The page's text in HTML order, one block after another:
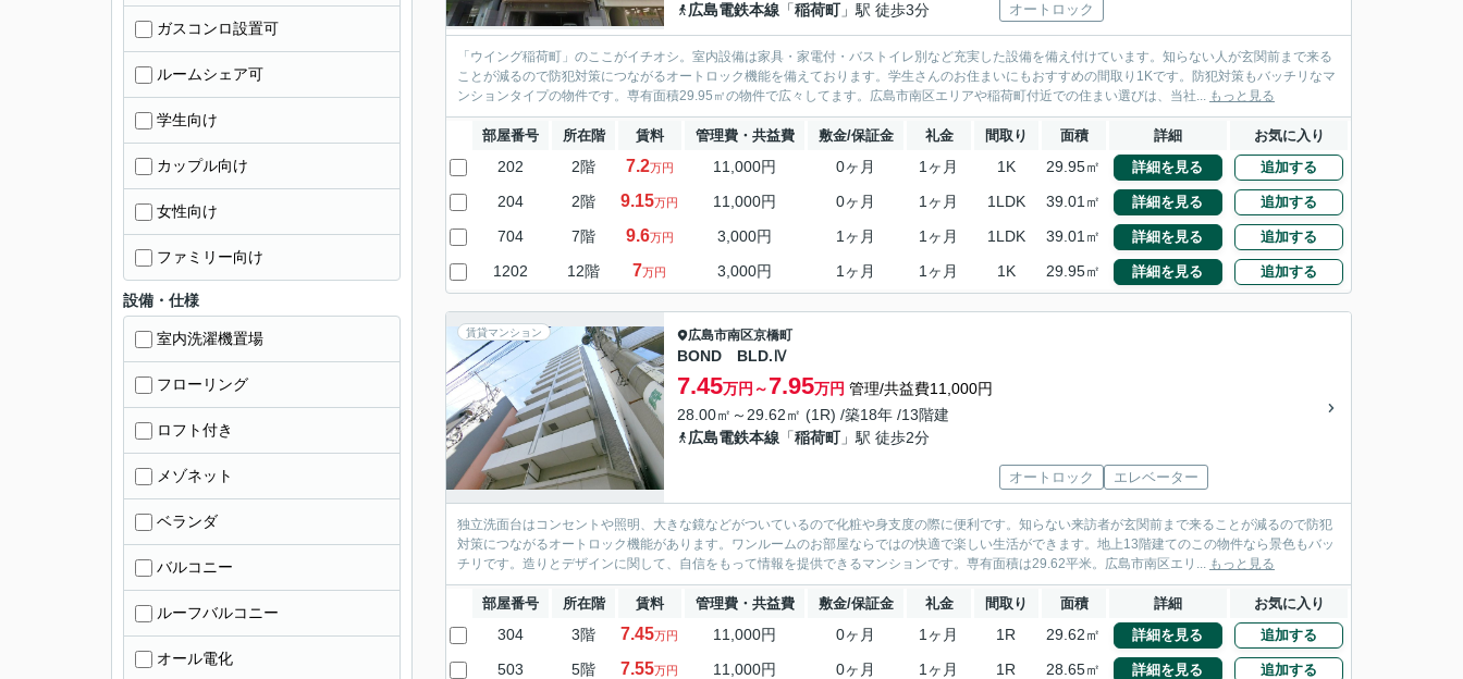
広島電鉄本線 「稲荷町」駅 徒歩3分 オートロック
「ウイング稲荷町」のここがイチオシ。室内設備は家具・家電付・バストイレ別など充実した設備を備え付けています。知らない人が玄関前まで来る
ことが減るので防犯対策につながるオートロック機能を備えております。学生さんのお住まいにもおすすめの間取り1Kです。防犯対策もバッチリなマ
ンションタイプの物件です。専有面積29.95㎡の物件で広々してます。広島市南区エリアや稲荷町付近での住まい選びは、当社... もっと見る
部屋番号 所在階 賃料 管理費・共益費 敷金/保証金 礼金 間取り 面積 詳細 お気に入り
202 2階 7.2万円 11,000円 0ヶ月 1ヶ月 1K 29.95㎡ 詳細を見る 追加する
204 2階 9.15万円 11,000円 0ヶ月 1ヶ月 1LDK 39.01㎡ 詳細を見る 追加する
704 7階 9.6万円 3,000円 1ヶ月 1ヶ月 1LDK 39.01㎡ 詳細を見る 追加する
1202 12階 7万円 3,000円 1ヶ月 1ヶ月 1K 29.95㎡ 詳細を見る 追加する
賃貸マンション 広島市南区京橋町
BOND BLD.Ⅳ
7.45万円～7.95万円 管理/共益費11,000円
28.00㎡～29.62㎡ (1R) /築18年 /13階建
広島電鉄本線 「稲荷町」駅 徒歩2分
オートロック エレベーター
独立洗面台はコンセントや照明、大きな鏡などがついているので化粧や身支度の際に便利です。知らない来訪者が玄関前まで来ることが減るので防犯
対策につながるオートロック機能があります。ワンルームのお部屋ならではの快適で楽しい生活ができます。地上13階建てのこの物件なら景色もバッ
チリです。造りとデザインに関して、自信をもって情報を提供できるマンションです。専有面積は29.62平米。広島市南区エリ... もっと見る
部屋番号 所在階 賃料 管理費・共益費 敷金/保証金 礼金 間取り 面積 詳細 お気に入り
304 3階 7.45万円 11,000円 0ヶ月 1ヶ月 1R 29.62㎡ 詳細を見る 追加する
503 5階 7.55万円 11,000円 0ヶ月 1ヶ月 1R 28.65㎡ 詳細を見る 追加する
ガスコンロ設置可
ルームシェア可
学生向け
カップル向け
女性向け
ファミリー向け
設備・仕様
室内洗濯機置場
フローリング
ロフト付き
メゾネット
ベランダ
バルコニー
ルーフバルコニー
オール電化